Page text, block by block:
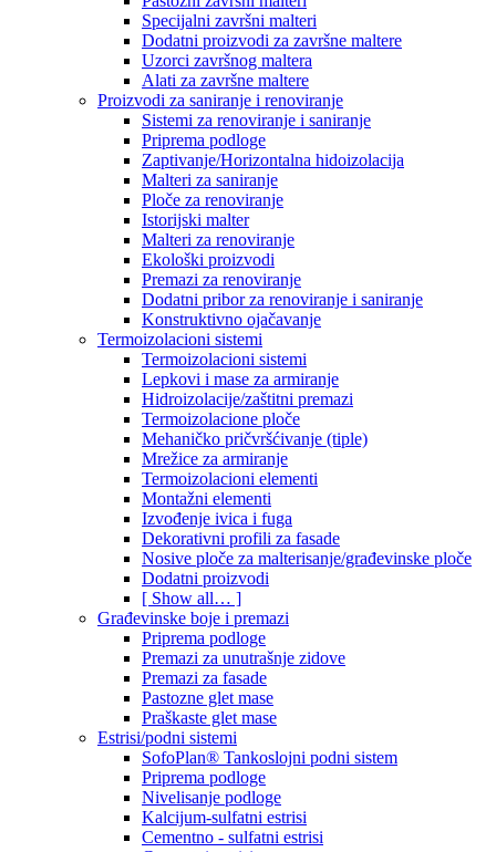
Specijalni završni malteri
Dodatni proizvodi za završne maltere
Uzorci završnog maltera
Alati za završne maltere
Proizvodi za saniranje i renoviranje
Sistemi za renoviranje i saniranje
Priprema podloge
Zaptivanje/Horizontalna hidoizolacija
Malteri za saniranje
Ploče za renoviranje
Istorijski malter
Malteri za renoviranje
Ekološki proizvodi
Premazi za renoviranje
Dodatni pribor za renoviranje i saniranje
Konstruktivno ojačavanje
Termoizolacioni sistemi
Termoizolacioni sistemi
Lepkovi i mase za armiranje
Hidroizolacije/zaštitni premazi
Termoizolacione ploče
Mehaničko pričvršćivanje (tiple)
Mrežice za armiranje
Termoizolacioni elementi
Montažni elementi
Izvođenje ivica i fuga
Dekorativni profili za fasade
Nosive ploče za malterisanje/građevinske ploče
Dodatni proizvodi
[ Show all… ]
Građevinske boje i premazi
Priprema podloge
Premazi za unutrašnje zidove
Premazi za fasade
Pastozne glet mase
Praškaste glet mase
Estrisi/podni sistemi
SofoPlan® Tankoslojni podni sistem
Priprema podloge
Nivelisanje podloge
Kalcijum-sulfatni estrisi
Cementno - sulfatni estrisi